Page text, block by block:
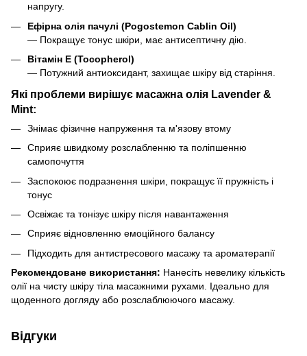
напругу.
Ефірна олія пачулі (Pogostemon Cablin Oil)
— Покращує тонус шкіри, має антисептичну дію.
Вітамін Е (Tocopherol)
— Потужний антиоксидант, захищає шкіру від старіння.
Які проблеми вирішує масажна олія Lavender &
Mint:
Знімає фізичне напруження та м'язову втому
Сприяє швидкому розслабленню та поліпшенню
самопочуття
Заспокоює подразнення шкіри, покращує її пружність і
тонус
Освіжає та тонізує шкіру після навантаження
Сприяє відновленню емоційного балансу
Підходить для антистресового масажу та ароматерапії
Рекомендоване використання: Нанесіть невелику кількість
олії на чисту шкіру тіла масажними рухами. Ідеально для
щоденного догляду або розслаблюючого масажу.
Відгуки